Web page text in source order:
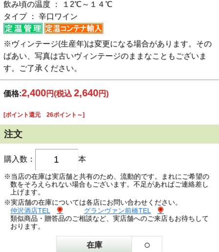
飲み頃の温度 ： １2℃～１４℃
タイプ ： 辛口ワイン
※ヴィンテージ(生産年)は変更になる場合があります。その
ばあい、写真は古いヴィンテージのままなこともございま
す。ご了承ください。
価格:2,400円(税込 2,640円)
[ポイント還元 26ポイント～]
注文
購入数： 本
※当店の在庫は実店舗と共有のため、流動的です。まれにご希望の
数をそろえられない場合もございます。不足があればご連絡差し
上げます。
※実店舗の在庫については各店にお問い合わせください。
仲沢酒店TEL
グランヴァン前橋TEL
類似商品・贈答品のご相談など、実店舗へのご来店もお待ちして
おります。
在庫 ○